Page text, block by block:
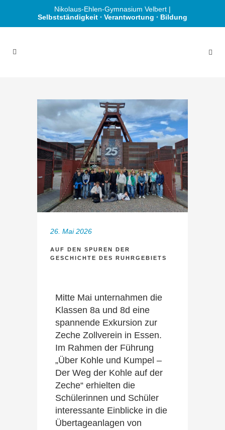
Nikolaus-Ehlen-Gymnasium Velbert |
Selbstständigkeit ∙ Verantwortung ∙ Bildung
26. Mai 2026
AUF DEN SPUREN DER
GESCHICHTE DES RUHRGEBIETS
Mitte Mai unternahmen die
Klassen 8a und 8d eine
spannende Exkursion zur
Zeche Zollverein in Essen.
Im Rahmen der Führung
„Über Kohle und Kumpel –
Der Weg der Kohle auf der
Zeche“ erhielten die
Schülerinnen und Schüler
interessante Einblicke in die
Übertageanlagen von